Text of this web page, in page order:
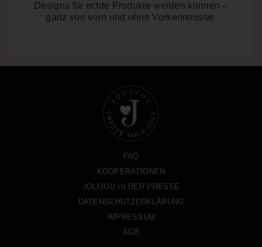
Designs für echte Produkte werden können –
ganz von vorn und ohne Vorkenntnisse.
FAQ
KOOPERATIONEN
JOLIJOU IN DER PRESSE
DATENSCHUTZERKLÄRUNG
IMPRESSUM
AGB